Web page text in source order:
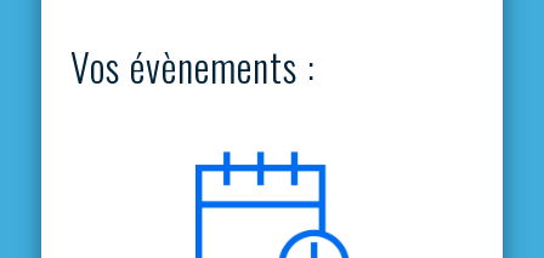
Vos évènements :